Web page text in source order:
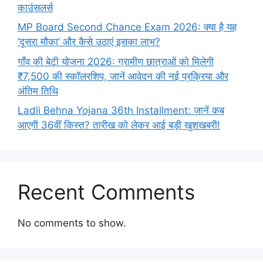
काउंसलर्स
MP Board Second Chance Exam 2026: क्या है यह
‘दूसरा मौका’ और कैसे उठाएं इसका लाभ?
गाँव की बेटी योजना 2026: ग्रामीण छात्राओं को मिलेगी
₹7,500 की स्कॉलरशिप, जानें आवेदन की नई प्रक्रिया और
अंतिम तिथि
Ladli Behna Yojana 36th Installment: जानें कब
आएगी 36वीं किस्त? तारीख को लेकर आई बड़ी खुशखबरी!
Recent Comments
No comments to show.